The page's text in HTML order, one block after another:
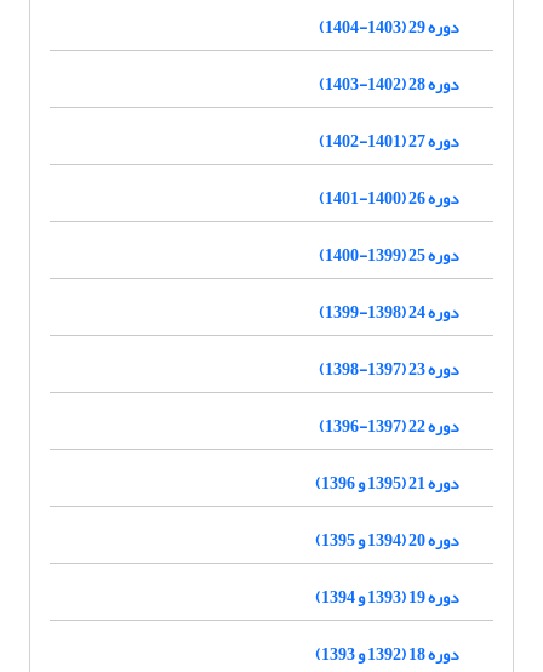
دوره 29 (1403-1404)
دوره 28 (1402-1403)
دوره 27 (1401-1402)
دوره 26 (1400-1401)
دوره 25 (1399-1400)
دوره 24 (1398-1399)
دوره 23 (1397-1398)
دوره 22 (1397-1396)
دوره 21 (1395 و 1396)
دوره 20 (1394 و 1395)
دوره 19 (1393 و 1394)
دوره 18 (1392 و 1393)